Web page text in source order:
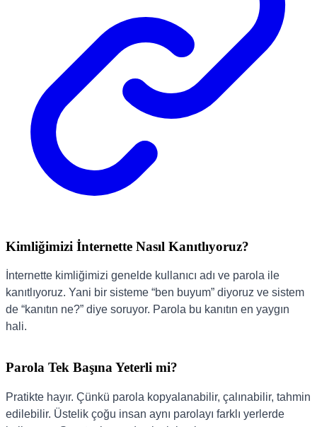
Kimliğimizi İnternette Nasıl Kanıtlıyoruz?
İnternette kimliğimizi genelde kullanıcı adı ve parola ile
kanıtlıyoruz. Yani bir sisteme “ben buyum” diyoruz ve sistem
de “kanıtın ne?” diye soruyor. Parola bu kanıtın en yaygın
hali.
Parola Tek Başına Yeterli mi?
Pratikte hayır. Çünkü parola kopyalanabilir, çalınabilir, tahmin
edilebilir. Üstelik çoğu insan aynı parolayı farklı yerlerde